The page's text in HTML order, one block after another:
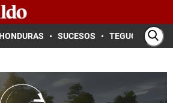
HONDURAS SUCESOS TEGUCIGALPA